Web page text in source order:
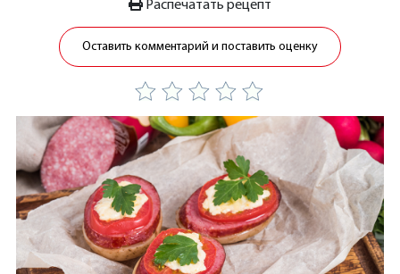
Распечатать рецепт
Оставить комментарий и поставить оценку